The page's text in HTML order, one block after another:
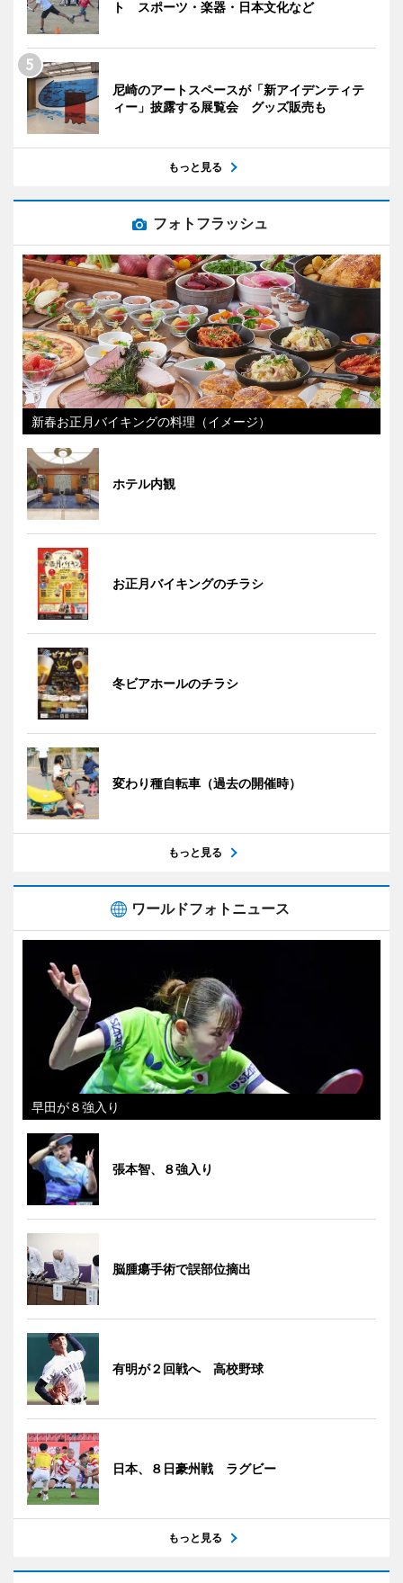
ト スポーツ・楽器・日本文化など
尼崎のアートスペースが「新アイデンティテ
ィー」披露する展覧会 グッズ販売も
もっと見る
フォトフラッシュ
新春お正月バイキングの料理（イメージ）
ホテル内観
お正月バイキングのチラシ
冬ビアホールのチラシ
変わり種自転車（過去の開催時）
もっと見る
ワールドフォトニュース
早田が８強入り
張本智、８強入り
脳腫瘍手術で誤部位摘出
有明が２回戦へ 高校野球
日本、８日豪州戦 ラグビー
もっと見る